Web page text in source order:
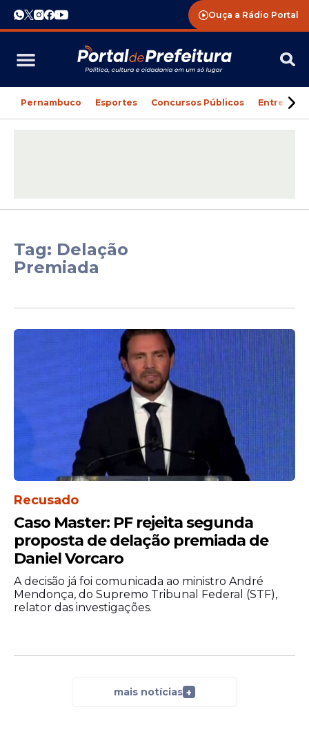
Ouça a Rádio Portal
Pernambuco Esportes Concursos Públicos
Tag: Delação
Premiada
Recusado
Caso Master: PF rejeita segunda
proposta de delação premiada de
Daniel Vorcaro
A decisão já foi comunicada ao ministro André
Mendonça, do Supremo Tribunal Federal (STF),
relator das investigações.
mais notícias +